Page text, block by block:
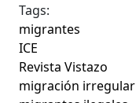
Tags:
migrantes
ICE
Revista Vistazo
migración irregular